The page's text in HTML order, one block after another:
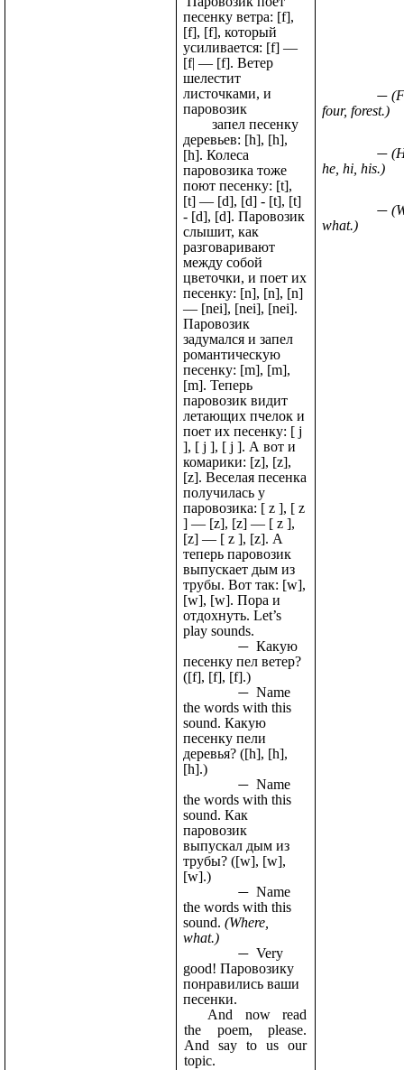
песенку ветра: [f],
[f], [f], который
усиливается: [f] —
[f| — [f]. Ветер
шелестит
листочками, и
паровозик
запел песенку
деревьев: [h], [h],
[h]. Колеса
паровозика тоже
поют песенку: [t],
[t] — [d], [d] - [t], [t]
- [d], [d]. Паровозик
слышит, как
разговаривают
между собой
цветочки, и поет их
песенку: [n], [n], [n]
— [nei], [nei], [nei].
Паровозик
задумался и запел
романтическую
песенку: [m], [m],
[m]. Теперь
паровозик видит
летающих пчелок и
поет их песенку: [ j
], [ j ], [ j ]. А вот и
комарики: [z], [z],
[z]. Веселая песенка
получилась у
паровозика: [ z ], [ z
] — [z], [z] — [ z ],
[z] — [ z ], [z]. А
теперь паровозик
выпускает дым из
трубы. Вот так: [w],
[w], [w]. Пора и
отдохнуть. Let’s
play sounds.
Какую
песенку пел ветер?
([f], [f], [f].)
Name
the words with this
sound. Какую
песенку пели
деревья? ([h], [h],
[h].)
Name
the words with this
sound. Как
паровозик
выпускал дым из
трубы? ([w], [w],
[w].)
Name
the words with this
sound.(Where,
what.)
Very
good! Паровозику
понравились ваши
песенки.
And now read
the poem, please.
And say to us our
topic.
four, forest.)
he, hi, his.)
what.)